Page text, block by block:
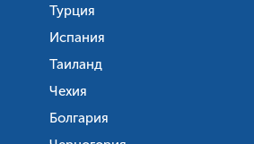
Турция
Испания
Таиланд
Чехия
Болгария